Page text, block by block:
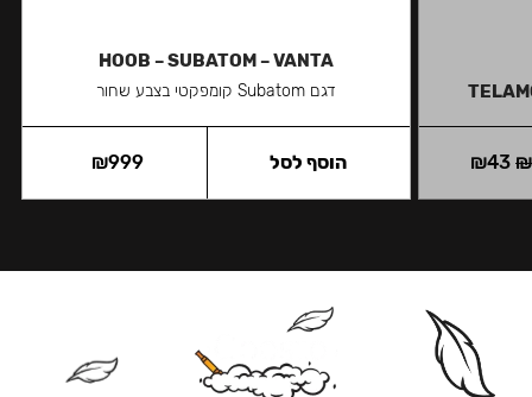
₪
₪43
HOOB – SUBATOM – VANTA
דגם Subatom קומפקטי בצבע שחור
₪999 הוסף לסל